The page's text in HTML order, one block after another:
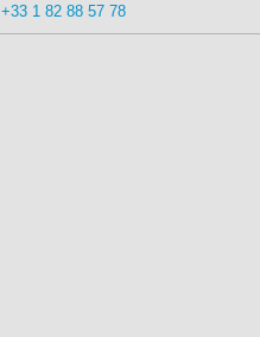
+33 1 82 88 57 78